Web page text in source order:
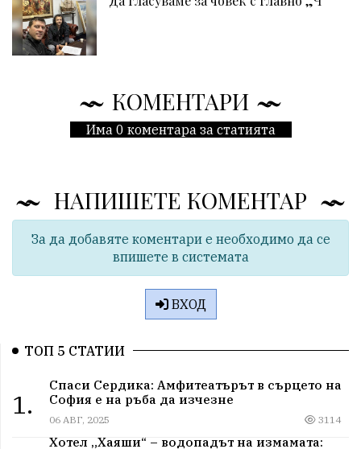
КОМЕНТАРИ
Има 0 коментара за статията
НАПИШЕТЕ КОМЕНТАР
За да добавяте коментари е необходимо да се
впишете в системата
ВХОД
ТОП 5 СТАТИИ
1.
Спаси Сердика: Амфитеатърът в сърцето на
София е на ръба да изчезне
06 АВГ, 2025 3114
Хотел „Хаяши“ – водопадът на измамата: